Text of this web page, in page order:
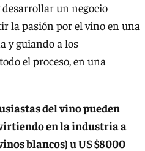
un negocio
la pasión por el vino en una
y guiando a los
el proceso, en una
del vino pueden
en la industria a
blancos) u US $8000